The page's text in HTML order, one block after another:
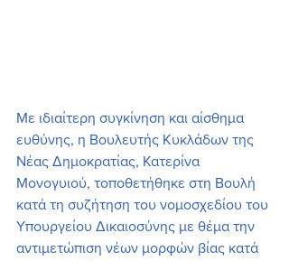
Με ιδιαίτερη συγκίνηση και αίσθημα
ευθύνης, η Βουλευτής Κυκλάδων της
Νέας Δημοκρατίας, Κατερίνα
Μονογυιού, τοποθετήθηκε στη Βουλή
κατά τη συζήτηση του νομοσχεδίου του
Υπουργείου Δικαιοσύνης με θέμα την
αντιμετώπιση νέων μορφών βίας κατά